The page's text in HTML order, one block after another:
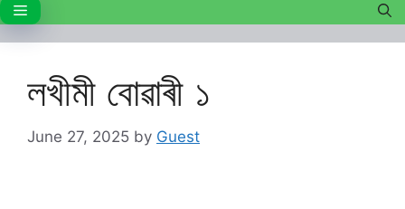
Menu
লখীমী বোৱাৰী ১
June 27, 2025 by Guest